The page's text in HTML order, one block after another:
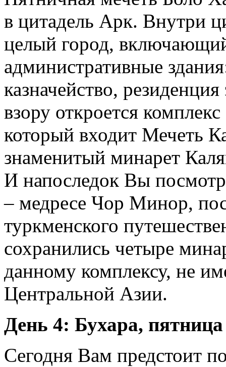
в цитадель Арк. Внутри
целый город,
административные
казначейство,
взору откроется
который входит Мечеть
знаменитый минарет
И напоследок Вы
– медресе Чор Минор,
туркменского
сохранились четыре
данному комплексу, не
Центральной Азии.
День 4: Бухара, пятница
Сегодня Вам предстоит